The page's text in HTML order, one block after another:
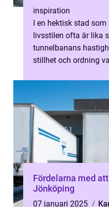
inspiration
I en hektisk stad
livsstilen ofta är lika
tunnelbanans
stillhet och ordning
Fördelarna med
Jönköping
07 januari 2025